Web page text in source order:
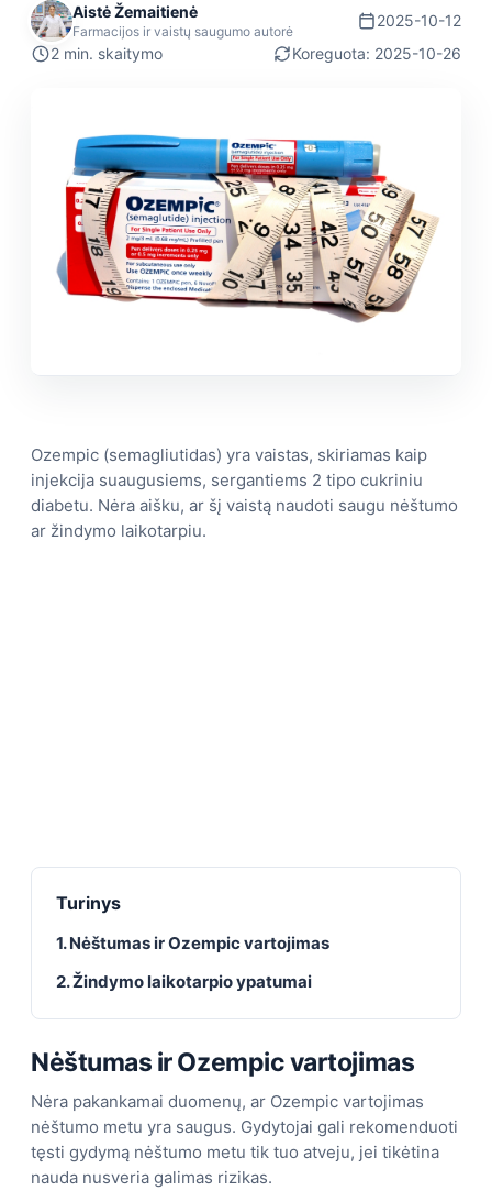
Aistė Žemaitienė
Farmacijos ir vaistų saugumo autorė
2025-10-12
2 min. skaitymo
Koreguota: 2025-10-26
Ozempic (semagliutidas) yra vaistas, skiriamas kaip
injekcija suaugusiems, sergantiems 2 tipo cukriniu
diabetu. Nėra aišku, ar šį vaistą naudoti saugu nėštumo
ar žindymo laikotarpiu.
Turinys
1. Nėštumas ir Ozempic vartojimas
2. Žindymo laikotarpio ypatumai
Nėštumas ir Ozempic vartojimas
Nėra pakankamai duomenų, ar Ozempic vartojimas
nėštumo metu yra saugus. Gydytojai gali rekomenduoti
tęsti gydymą nėštumo metu tik tuo atveju, jei tikėtina
nauda nusveria galimas rizikas.